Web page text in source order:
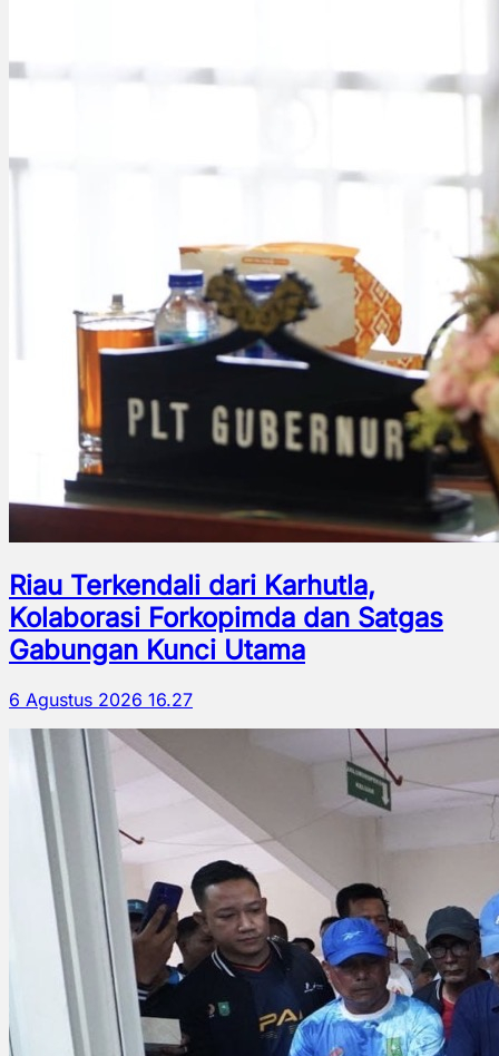
Riau Terkendali dari Karhutla,
Kolaborasi Forkopimda dan Satgas
Gabungan Kunci Utama
6 Agustus 2026 16.27